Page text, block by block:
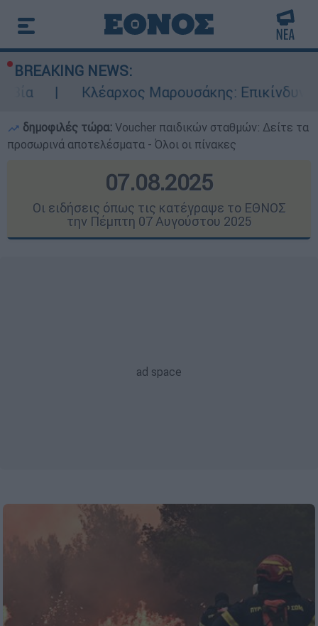
BREAKING NEWS:
Μαρουσάκης: Επικίνδυνες οι
δημοφιλές τώρα: Voucher παιδικών σταθμών: Δείτε τα
προσωρινά αποτελέσματα - Όλοι οι πίνακες
07.08.2025
Οι ειδήσεις όπως τις κατέγραψε το ΕΘΝΟΣ
την Πέμπτη 07 Αυγούστου 2025